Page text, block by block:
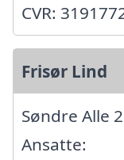
CVR:
Frisør Lind
Søndre Alle
Ansatte: